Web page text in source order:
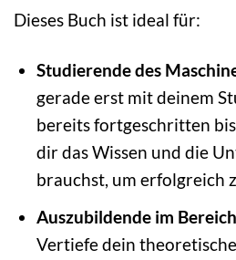
Dieses Buch ist ideal für:
Studierende des
gerade erst mit deinem
bereits fortgeschritten
dir das Wissen und die
brauchst, um erfolgreich
Auszubildende im
Vertiefe dein